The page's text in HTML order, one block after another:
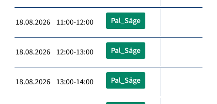
18.08.2026 11:00-12:00 Pal_Säge
18.08.2026 12:00-13:00 Pal_Säge
18.08.2026 13:00-14:00 Pal_Säge